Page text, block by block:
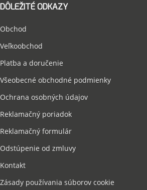
DÔLEŽITÉ ODKAZY
Obchod
Veľkoobchod
Platba a doručenie
Všeobecné obchodné podmienky
Ochrana osobných údajov
Reklamačný poriadok
Reklamačný formulár
Odstúpenie od zmluvy
Kontakt
Zásady používania súborov cookie